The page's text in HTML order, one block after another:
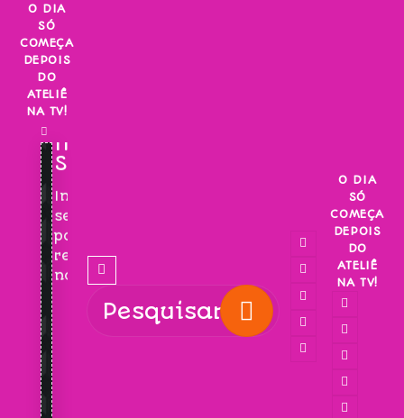
Skip
content
O DIA
SÓ
COMEÇA
DEPOIS
DO
ATELIÊ
NA TV!
INSCREVA-
SE!
Inscreva-
se
para
receber
novidades!
O DIA
SÓ
COMEÇA
DEPOIS
DO
ATELIÊ
NA TV!